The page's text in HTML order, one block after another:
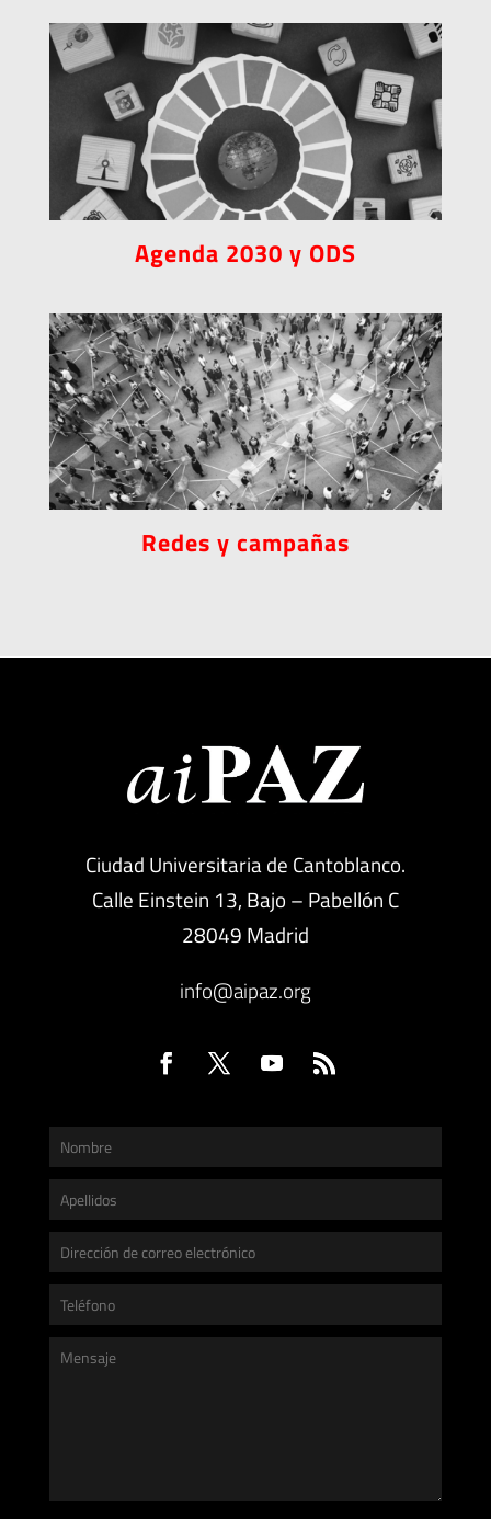
Agenda 2030 y ODS
Redes y campañas
Ciudad Universitaria de Cantoblanco.
Calle Einstein 13, Bajo – Pabellón C
28049 Madrid
info@aipaz.org